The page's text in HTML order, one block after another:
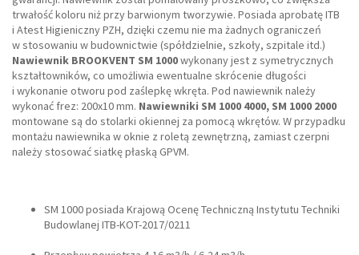
trwałość koloru niż przy barwionym tworzywie. Posiada aprobatę ITB
i Atest Higieniczny PZH, dzięki czemu nie ma żadnych ograniczeń
w stosowaniu w budownictwie (spółdzielnie, szkoły, szpitale itd.)
Nawiewnik BROOKVENT SM 1000wykonany jest z symetrycznych
kształtowników, co umożliwia ewentualne skrócenie długości
i wykonanie otworu pod zaślepkę wkręta. Pod nawiewnik należy
wykonać frez: 200x10 mm. Nawiewniki SM 1000 4000, SM 1000 2000
montowane są do stolarki okiennej za pomocą wkrętów. W przypadku
montażu nawiewnika w oknie z roletą zewnętrzną, zamiast czerpni
należy stosować siatkę płaską GPVM.
SM 1000 posiada Krajową Ocenę Techniczną Instytutu Techniki
Budowlanej ITB-KOT-2017/0211